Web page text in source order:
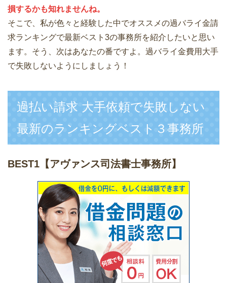
損するかも知れませんね。
そこで、私が色々と経験した中でオススメの過バライ金請
求ランキングで最新ベスト3の事務所を紹介したいと思い
ます。そう、次はあなたの番ですよ。過バライ金費用大手
で失敗しないようにしましょう！
過払い請求 大手依頼で失敗しない
最新のランキングベスト３事務所
BEST1 【アヴァンス司法書士事務所】